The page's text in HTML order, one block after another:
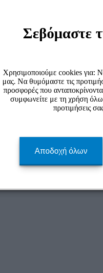
Σεβόμαστε
Χρησιμοποιούμε cookies για:
μας. Να θυμόμαστε τις
προσφορές που
συμφωνείτε με τη χρήση
προτιμήσεις
Αποδοχή όλων